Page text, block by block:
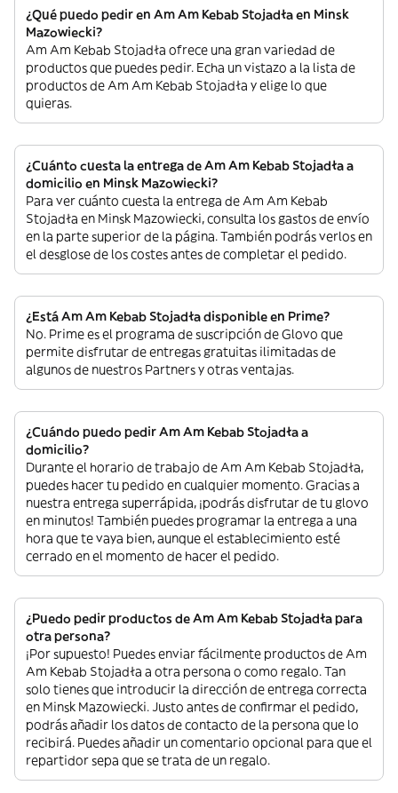
¿Qué puedo pedir en Am Am Kebab Stojadła en Minsk
Mazowiecki?
Am Am Kebab Stojadła ofrece una gran variedad de
productos que puedes pedir. Echa un vistazo a la lista de
productos de Am Am Kebab Stojadła y elige lo que
quieras.
¿Cuánto cuesta la entrega de Am Am Kebab Stojadła a
domicilio en Minsk Mazowiecki?
Para ver cuánto cuesta la entrega de Am Am Kebab
Stojadła en Minsk Mazowiecki, consulta los gastos de envío
en la parte superior de la página. También podrás verlos en
el desglose de los costes antes de completar el pedido.
¿Está Am Am Kebab Stojadła disponible en Prime?
No. Prime es el programa de suscripción de Glovo que
permite disfrutar de entregas gratuitas ilimitadas de
algunos de nuestros Partners y otras ventajas.
¿Cuándo puedo pedir Am Am Kebab Stojadła a
domicilio?
Durante el horario de trabajo de Am Am Kebab Stojadła,
puedes hacer tu pedido en cualquier momento. Gracias a
nuestra entrega superrápida, ¡podrás disfrutar de tu glovo
en minutos! También puedes programar la entrega a una
hora que te vaya bien, aunque el establecimiento esté
cerrado en el momento de hacer el pedido.
¿Puedo pedir productos de Am Am Kebab Stojadła para
otra persona?
¡Por supuesto! Puedes enviar fácilmente productos de Am
Am Kebab Stojadła a otra persona o como regalo. Tan
solo tienes que introducir la dirección de entrega correcta
en Minsk Mazowiecki. Justo antes de confirmar el pedido,
podrás añadir los datos de contacto de la persona que lo
recibirá. Puedes añadir un comentario opcional para que el
repartidor sepa que se trata de un regalo.